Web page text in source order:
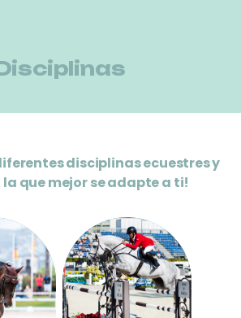
disciplinas ecuestres y
que mejor se adapte a ti!
SALTO DE
OBSTÁCULOS